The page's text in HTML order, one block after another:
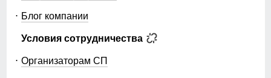
Блог компании
Условия сотрудничества
Организаторам СП